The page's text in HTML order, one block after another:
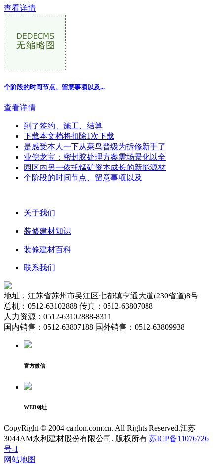
查看详情
个阶段的时间节点、留意事项以及...
查看详情
到了签约、施工、结算
下载本文档将扣除1次下载
是感受本人一下从菜鸟晋级为拆修新手了
业倪龙宝：密封胶处理方案需场景化以全
园区内另一依托锰矿资本成长的新能源材
个阶段的时间节点、留意事项以及
关于我们
装修建材知识
装修建材百科
联系我们
地址：江苏省苏州市吴江区七都镇亨通大道(230省道)8号
总机：0512-63102888 传真：0512-63807088
人力资源：0512-63102888-8311
国内销售：0512-63807188 国外销售：0512-63809938
官方微信
WEB网址
CopyRight © 2004 canlon.com.cn. All Rights Reserved.江苏
3044AM永利建材股份有限公司. 版权所有 苏ICP备11076726
号-1
网站地图